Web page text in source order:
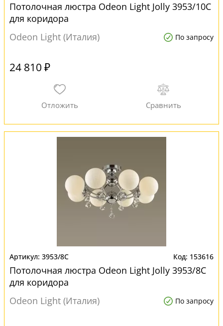
Потолочная люстра Odeon Light Jolly 3953/10C
для коридора
Odeon Light (Италия)
По запросу
24 810 ₽
3953/8C 153616
Потолочная люстра Odeon Light Jolly 3953/8C
для коридора
Odeon Light (Италия)
По запросу